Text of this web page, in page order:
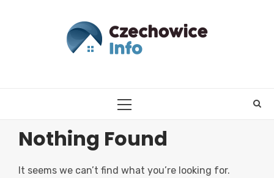
PRIMARY
Nothing Found
It seems we can’t find what you’re looking for.